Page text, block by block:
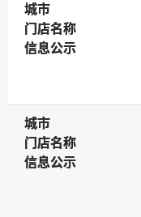
城市
城市
门店名称
门店名称
信息公示
信息公示
城市
城市
门店名称
门店名称
信息公示
信息公示